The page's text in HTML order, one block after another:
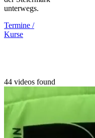
unterwegs.
Termine /
Kurse
44 videos found